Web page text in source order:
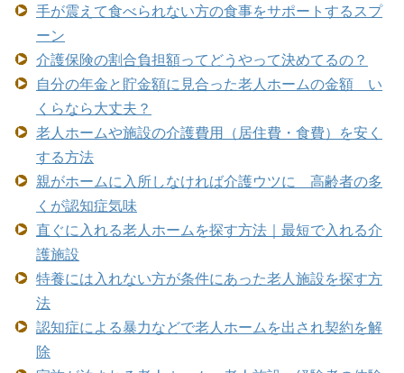
手が震えて食べられない方の食事をサポートするスプ
ーン
介護保険の割合負担額ってどうやって決めてるの？
自分の年金と貯金額に見合った老人ホームの金額 い
くらなら大丈夫？
老人ホームや施設の介護費用（居住費・食費）を安く
する方法
親がホームに入所しなければ介護ウツに 高齢者の多
くが認知症気味
直ぐに入れる老人ホームを探す方法｜最短で入れる介
護施設
特養には入れない方が条件にあった老人施設を探す方
法
認知症による暴力などで老人ホームを出され契約を解
除